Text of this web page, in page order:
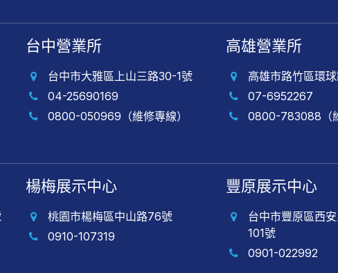
台中營業所
台中市大雅區上山三路30-1號
04-25690169
0800-050969（維修專線）
高雄營業所
高雄市路竹區環
07-6952267
0800-783088（
楊梅展示中心
桃園市楊梅區中山路76號
0910-107319
豐原展示中心
台中市豐原區西
101號
0901-022992